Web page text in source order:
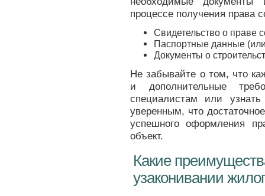
процессе получения права
Свидетельство о праве
Паспортные данные
Документы о
Не забывайте о том, что
и дополнительные
специалистам или
уверенным, что
успешного оформления
объект.
Какие
узаконивании